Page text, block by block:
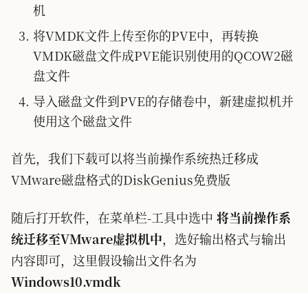
机
将VMDK文件上传至你的PVE中，再转换
VMDK磁盘文件成PVE能识别使用的QCOW2磁
盘文件
导入磁盘文件到PVE的存储卷中，新建虚拟机并
使用这个磁盘文件
首先，我们下载可以将当前操作系统热迁移成
VMware磁盘格式的DiskGenius免费版
随后打开软件，在菜单栏-工具中选中 将当前操作系
统迁移至VMware虚拟机中，选好输出格式与输出
内容即可，这里假设输出文件名为
Windows10.vmdk